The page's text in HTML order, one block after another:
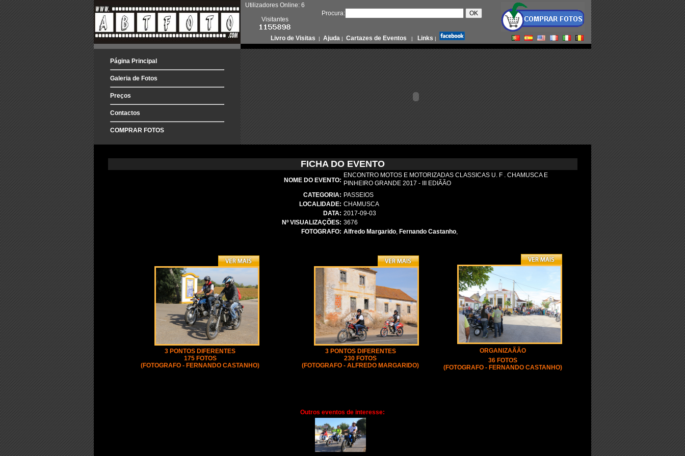
Utilizadores Online: 6
Visitantes
Procura:
Livro de Visitas | Ajuda | Cartazes de Eventos | Links |
Página Principal
Galeria de Fotos
Preços
Contactos
COMPRAR FOTOS
FICHA DO EVENTO
NOME DO EVENTO:
ENCONTRO MOTOS E MOTORIZADAS CLASSICAS U. F . CHAMUSCA E
PINHEIRO GRANDE 2017 - III EDIÃÃO
CATEGORIA: PASSEIOS
LOCALIDADE: CHAMUSCA
DATA: 2017-09-03
Nº VISUALIZAÇÕES: 3676
FOTOGRAFO: Alfredo Margarido, Fernando Castanho,
3 PONTOS DIFERENTES
175 FOTOS
(FOTOGRAFO - FERNANDO CASTANHO)
3 PONTOS DIFERENTES
230 FOTOS
(FOTOGRAFO - ALFREDO MARGARIDO)
ORGANIZAÃÃO
36 FOTOS
(FOTOGRAFO - FERNANDO CASTANHO)
Outros eventos de interesse: